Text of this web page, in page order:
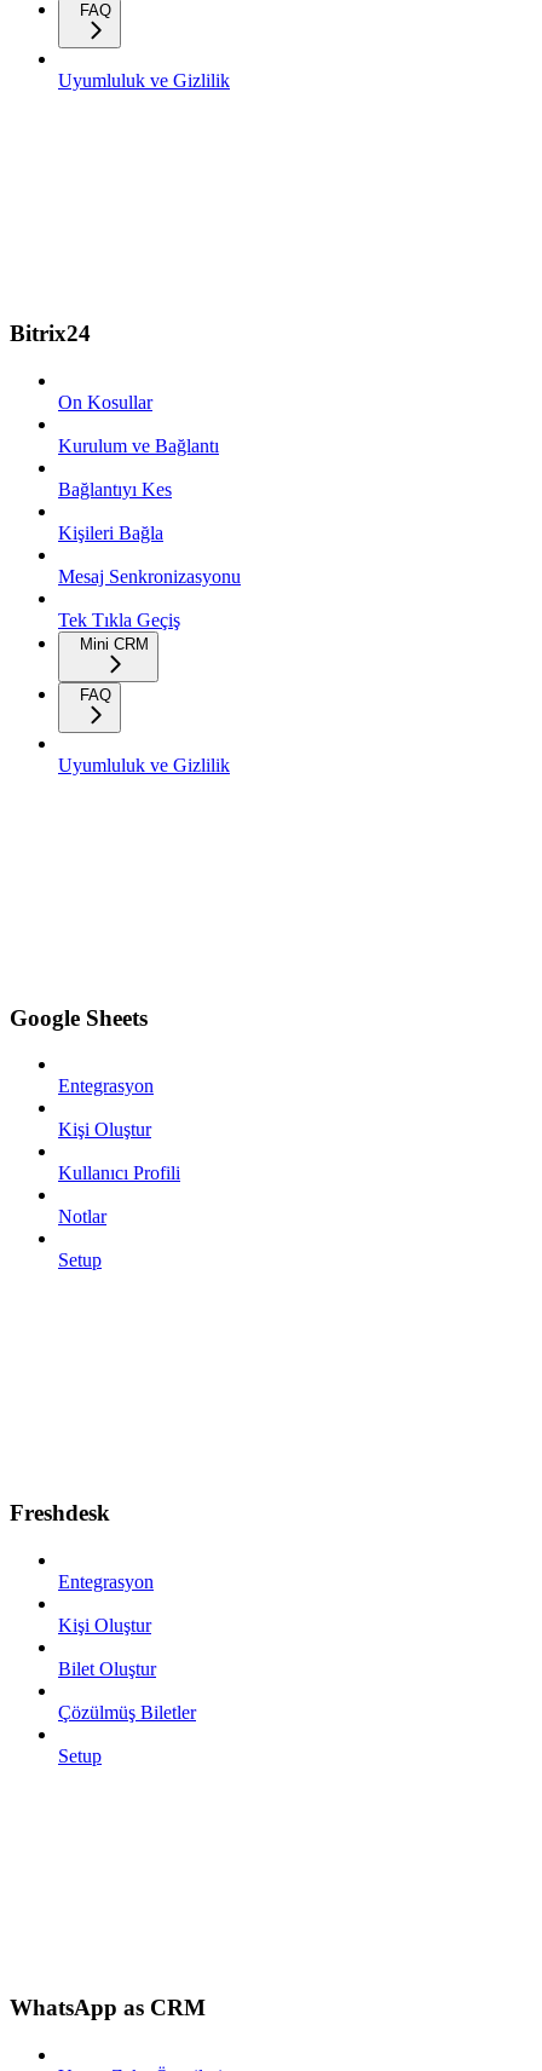
FAQ
Uyumluluk ve Gizlilik
Bitrix24
On Kosullar
Kurulum ve Bağlantı
Bağlantıyı Kes
Kişileri Bağla
Mesaj Senkronizasyonu
Tek Tıkla Geçiş
Mini CRM
FAQ
Uyumluluk ve Gizlilik
Google Sheets
Entegrasyon
Kişi Oluştur
Kullanıcı Profili
Notlar
Setup
Freshdesk
Entegrasyon
Kişi Oluştur
Bilet Oluştur
Çözülmüş Biletler
Setup
WhatsApp as CRM